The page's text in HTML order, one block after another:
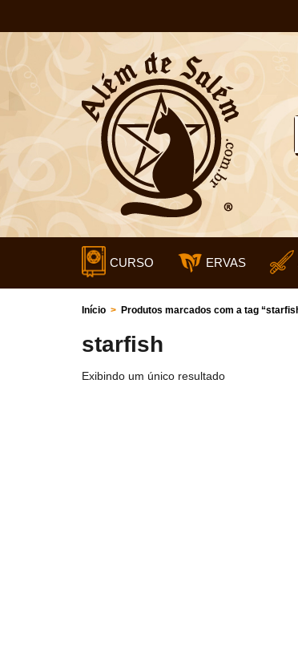
CURSO ERVAS
Início > Produtos marcados com a tag
starfish
Exibindo um único resultado